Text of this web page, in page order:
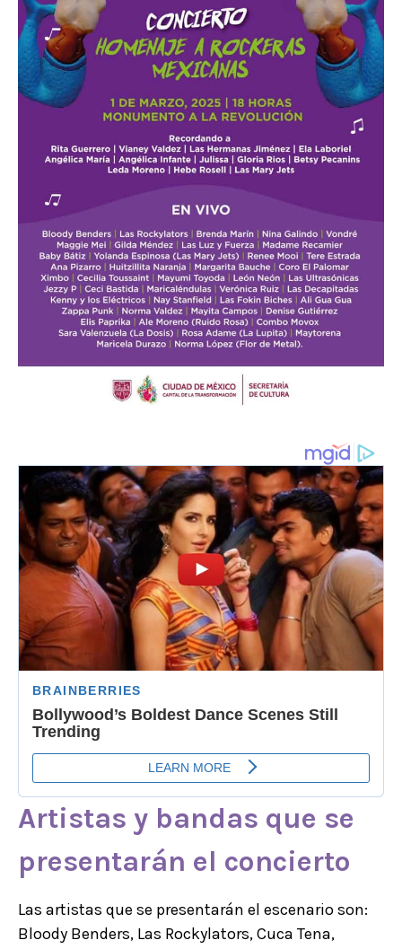
Artistas y bandas que se
presentarán el concierto
Las artistas que se presentarán el escenario son:
Bloody Benders, Las Rockylators, Cuca Tena,